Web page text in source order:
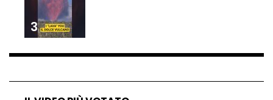
Auto fuori controllo in Guatemala,
tragedia a Petén
Russia sotto zero: fiumi congelati e navi
rompighiaccio a Mosca
3